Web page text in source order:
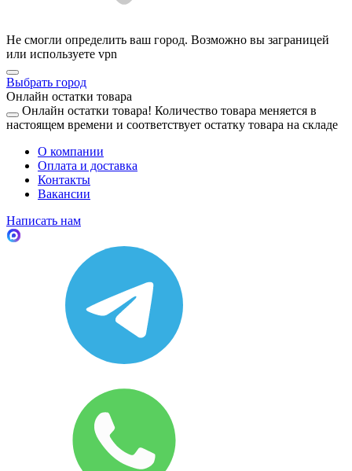
Не смогли определить ваш город. Возможно вы заграницей
или используете vpn
Выбрать город
Онлайн остатки товара
Онлайн остатки товара! Количество товара меняется в
настоящем времени и соответствует остатку товара на складе
О компании
Оплата и доставка
Контакты
Вакансии
Написать нам